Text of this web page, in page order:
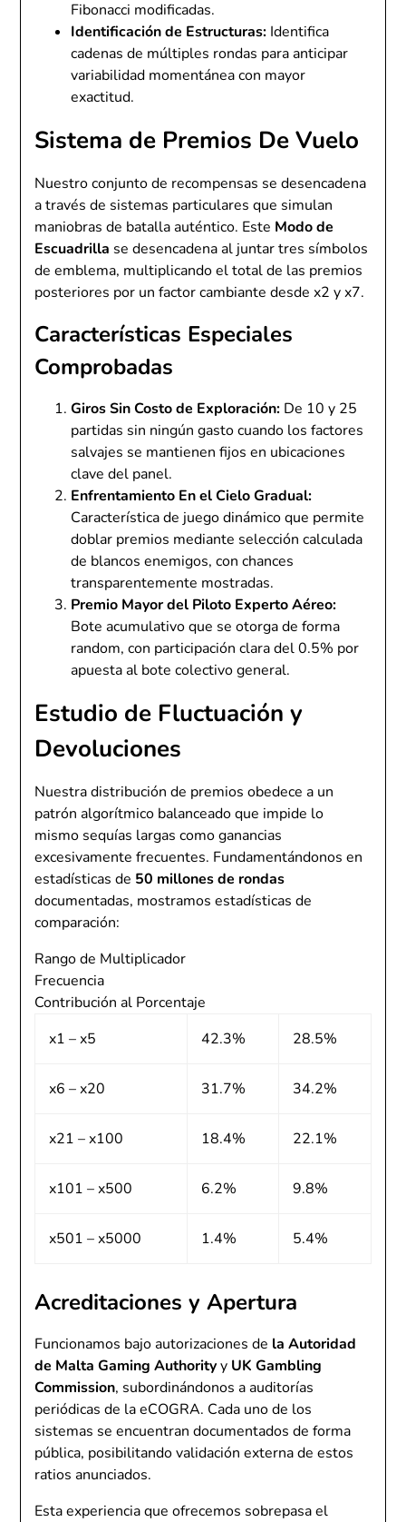
Fibonacci modificadas.
Identificación de Estructuras: Identifica
cadenas de múltiples rondas para anticipar
variabilidad momentánea con mayor
exactitud.
Sistema de Premios De Vuelo
Nuestro conjunto de recompensas se desencadena
a través de sistemas particulares que simulan
maniobras de batalla auténtico. Este Modo de
Escuadrilla se desencadena al juntar tres símbolos
de emblema, multiplicando el total de las premios
posteriores por un factor cambiante desde x2 y x7.
Características Especiales
Comprobadas
Giros Sin Costo de Exploración: De 10 y 25
partidas sin ningún gasto cuando los factores
salvajes se mantienen fijos en ubicaciones
clave del panel.
Enfrentamiento En el Cielo Gradual:
Característica de juego dinámico que permite
doblar premios mediante selección calculada
de blancos enemigos, con chances
transparentemente mostradas.
Premio Mayor del Piloto Experto Aéreo:
Bote acumulativo que se otorga de forma
random, con participación clara del 0.5% por
apuesta al bote colectivo general.
Estudio de Fluctuación y
Devoluciones
Nuestra distribución de premios obedece a un
patrón algorítmico balanceado que impide lo
mismo sequías largas como ganancias
excesivamente frecuentes. Fundamentándonos en
estadísticas de 50 millones de rondas
documentadas, mostramos estadísticas de
comparación:
Rango de Multiplicador
Frecuencia
Contribución al Porcentaje
x1 – x5
42.3% 28.5%
x6 – x20 31.7% 34.2%
x21 – x100 18.4% 22.1%
x101 – x500 6.2% 9.8%
x501 – x5000 1.4% 5.4%
Acreditaciones y Apertura
Funcionamos bajo autorizaciones de la Autoridad
de Malta Gaming Authorityy UK Gambling
Commission, subordinándonos a auditorías
periódicas de la eCOGRA. Cada uno de los
sistemas se encuentran documentados de forma
pública, posibilitando validación externa de estos
ratios anunciados.
Esta experiencia que ofrecemos sobrepasa el